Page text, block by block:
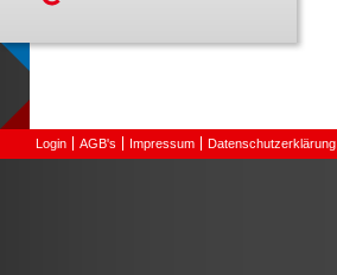
Login AGB's Impressum Datenschutzerklärung